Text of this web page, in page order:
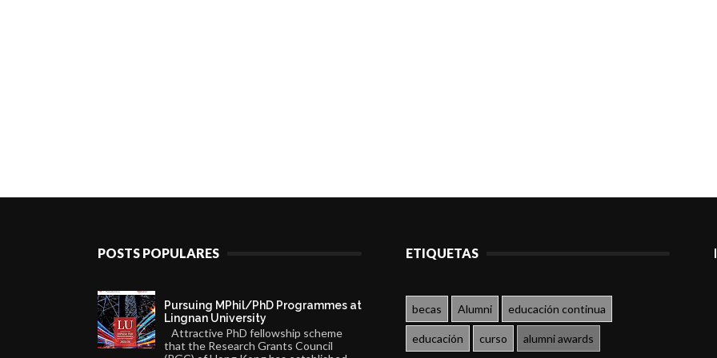
POSTS POPULARES
Pursuing MPhil/PhD Programmes at
Lingnan University
Attractive PhD fellowship scheme
that the Research Grants Council
ETIQUETAS
becas Alumni educación continua
educación curso alumni awards